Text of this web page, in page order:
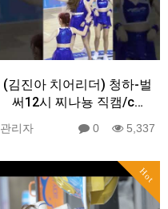
(김진아 치어리더) 청하-벌
써12시 찌나뇽 직캠/c…
관리자 0 5,337
Hot